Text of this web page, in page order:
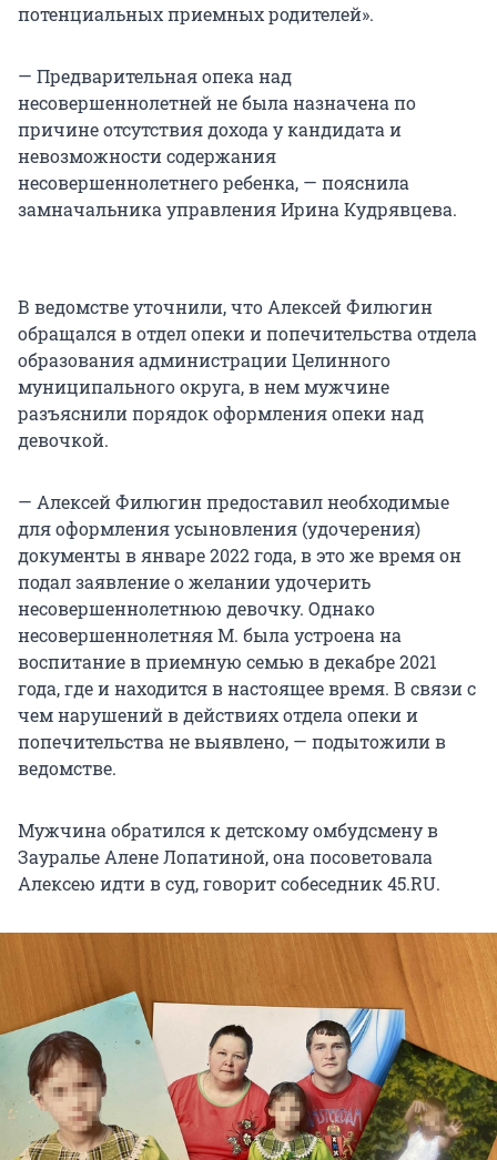
потенциальных приемных родителей».
— Предварительная опека над
несовершеннолетней не была назначена по
причине отсутствия дохода у кандидата и
невозможности содержания
несовершеннолетнего ребенка, — пояснила
замначальника управления Ирина Кудрявцева.
В ведомстве уточнили, что Алексей Филюгин
обращался в отдел опеки и попечительства отдела
образования администрации Целинного
муниципального округа, в нем мужчине
разъяснили порядок оформления опеки над
девочкой.
— Алексей Филюгин предоставил необходимые
для оформления усыновления (удочерения)
документы в январе 2022 года, в это же время он
подал заявление о желании удочерить
несовершеннолетнюю девочку. Однако
несовершеннолетняя М. была устроена на
воспитание в приемную семью в декабре 2021
года, где и находится в настоящее время. В связи с
чем нарушений в действиях отдела опеки и
попечительства не выявлено, — подытожили в
ведомстве.
Мужчина обратился к детскому омбудсмену в
Зауралье Алене Лопатиной, она посоветовала
Алексею идти в суд, говорит собеседник 45.RU.